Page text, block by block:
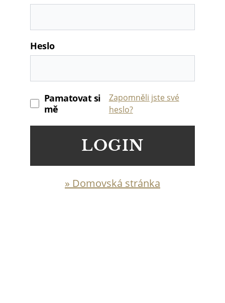
Heslo
Pamatovat si
mě
Zapomněli jste své
heslo?
LOGIN
» Domovská stránka